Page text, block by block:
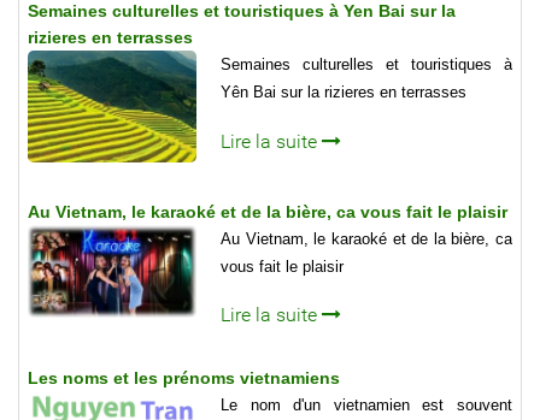
Semaines culturelles et touristiques à Yen Bai sur la
rizieres en terrasses
Semaines culturelles et touristiques à
Yên Bai sur la rizieres en terrasses
Lire la suite
Au Vietnam, le karaoké et de la bière, ca vous fait le plaisir
Au Vietnam, le karaoké et de la bière, ca
vous fait le plaisir
Lire la suite
Les noms et les prénoms vietnamiens
Le nom d'un vietnamien est souvent